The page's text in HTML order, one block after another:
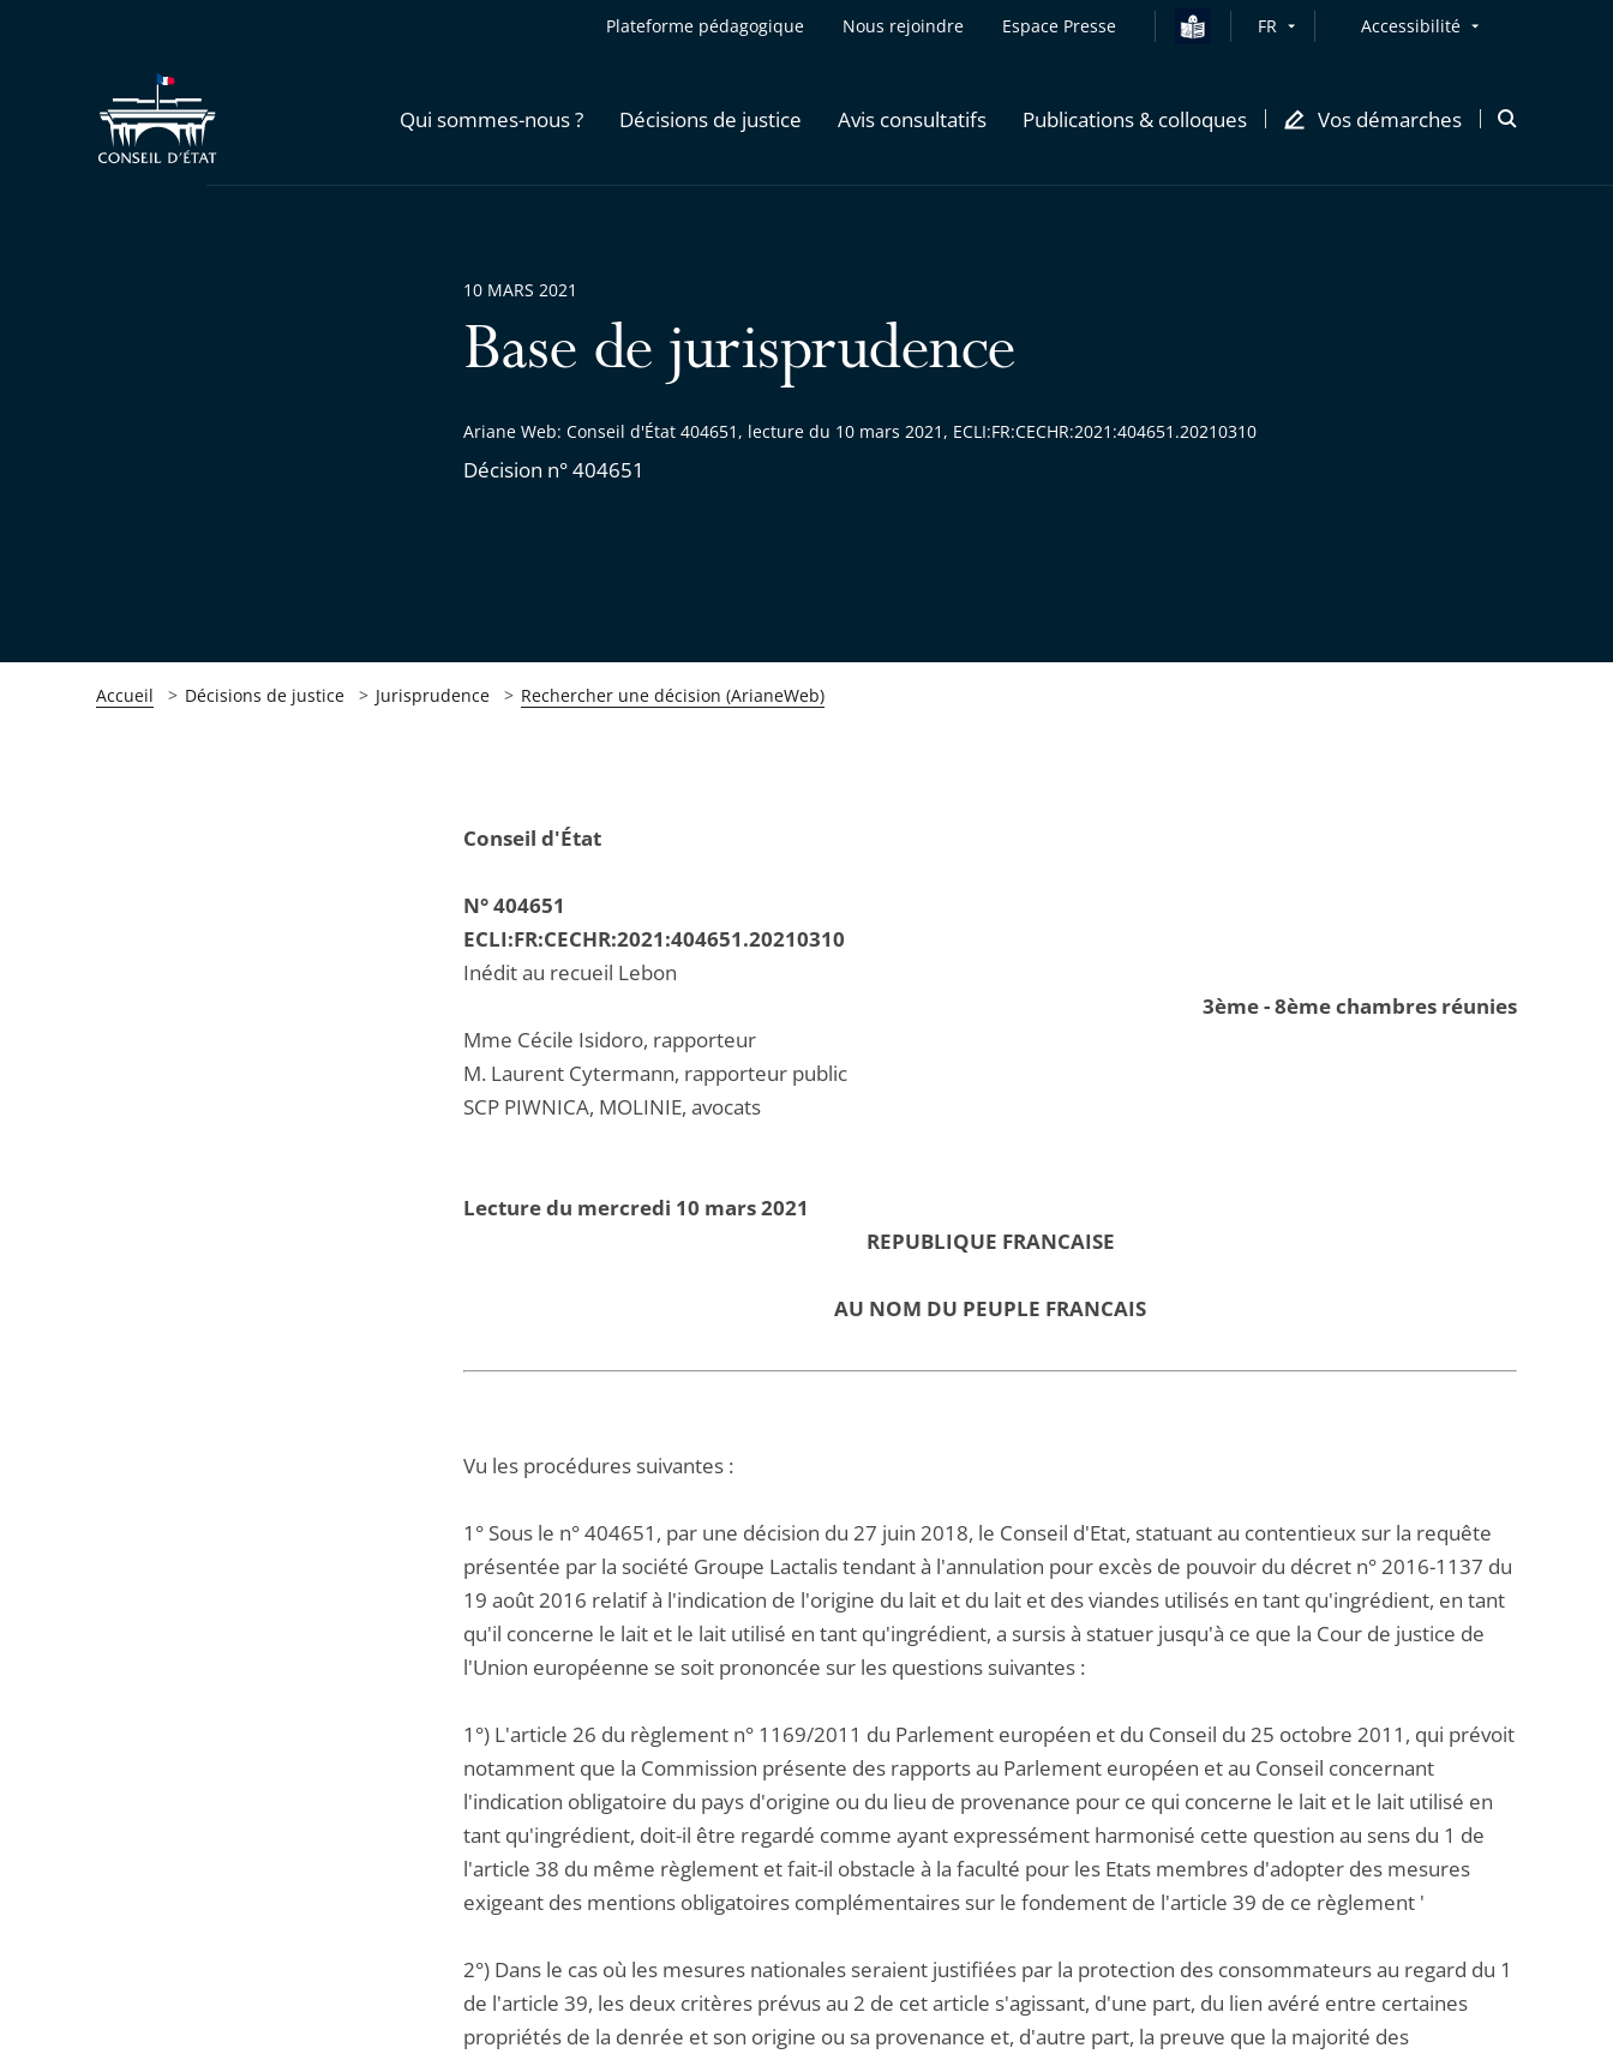
Plateforme pédagogique Nous rejoindre Espace Presse FR Accessibilité
Qui sommes-nous ? Décisions de justice Avis consultatifs Publications & colloques Vos démarches
Ouvrir
Base de jurisprudence
Ariane Web: Conseil d'État 404651, lecture du 10 mars 2021, ECLI:FR:CECHR:2021:404651.20210310
Décision n° 404651
10 MARS 2021
Accueil Décisions de justice Jurisprudence Rechercher une décision (ArianeWeb)
Conseil d'État
N° 404651
ECLI:FR:CECHR:2021:404651.20210310
Inédit au recueil Lebon
3ème - 8ème chambres réunies
Mme Cécile Isidoro, rapporteur
M. Laurent Cytermann, rapporteur public
SCP PIWNICA, MOLINIE, avocats
Lecture du mercredi 10 mars 2021
REPUBLIQUE FRANCAISE
AU NOM DU PEUPLE FRANCAIS
Vu les procédures suivantes :
1° Sous le n° 404651, par une décision du 27 juin 2018, le Conseil d'Etat, statuant au contentieux sur la requête
présentée par la société Groupe Lactalis tendant à l'annulation pour excès de pouvoir du décret n° 2016-1137 du
19 août 2016 relatif à l'indication de l'origine du lait et du lait et des viandes utilisés en tant qu'ingrédient, en tant
qu'il concerne le lait et le lait utilisé en tant qu'ingrédient, a sursis à statuer jusqu'à ce que la Cour de justice de
l'Union européenne se soit prononcée sur les questions suivantes :
1°) L'article 26 du règlement n° 1169/2011 du Parlement européen et du Conseil du 25 octobre 2011, qui prévoit
notamment que la Commission présente des rapports au Parlement européen et au Conseil concernant
l'indication obligatoire du pays d'origine ou du lieu de provenance pour ce qui concerne le lait et le lait utilisé en
tant qu'ingrédient, doit-il être regardé comme ayant expressément harmonisé cette question au sens du 1 de
l'article 38 du même règlement et fait-il obstacle à la faculté pour les Etats membres d'adopter des mesures
exigeant des mentions obligatoires complémentaires sur le fondement de l'article 39 de ce règlement '
2°) Dans le cas où les mesures nationales seraient justifiées par la protection des consommateurs au regard du 1
de l'article 39, les deux critères prévus au 2 de cet article s'agissant, d'une part, du lien avéré entre certaines
propriétés de la denrée et son origine ou sa provenance et, d'autre part, la preuve que la majorité des